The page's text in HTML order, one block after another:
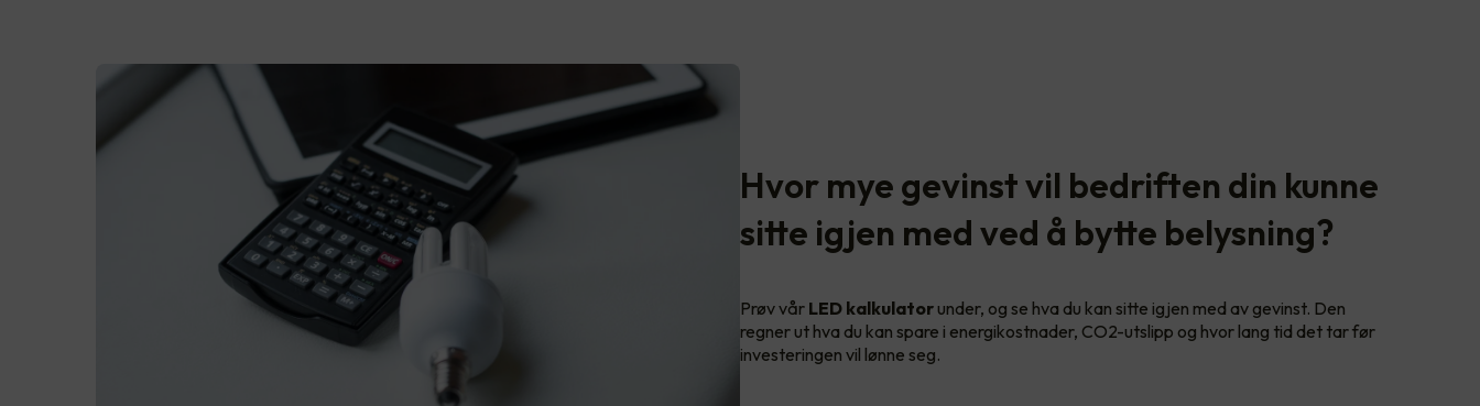
Hvor mye gevinst vil bedriften din kunne
sitte igjen med ved å bytte belysning?
Prøv vår LED kalkulator under, og se hva du kan sitte igjen med av gevinst. Den
regner ut hva du kan spare i energikostnader, CO2-utslipp og hvor lang tid det tar før
investeringen vil lønne seg.